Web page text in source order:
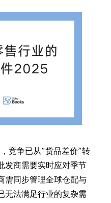
竞争已从“货品差价”转
发商需要实时应对季节
需同步管理全球仓配与
无法满足行业的复杂需